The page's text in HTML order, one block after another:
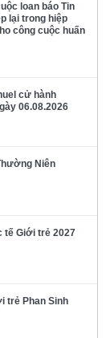
loan báo Tin
lại trong hiệp
công cuộc huấn
cử hành
06.08.2026
Niên
tế Giới trẻ 2027
trẻ Phan Sinh